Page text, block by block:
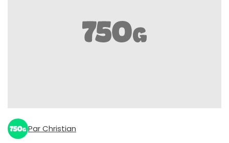
Par Christian